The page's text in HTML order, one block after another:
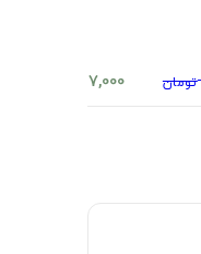
تومان 3,437,000